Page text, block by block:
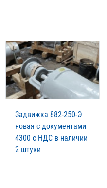
Задвижка 882-250-Э
новая с документами
4300 с НДС в наличии
2 штуки